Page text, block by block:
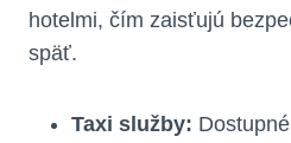
hotelmi, čím zaisťujú
späť.
Taxi služby: